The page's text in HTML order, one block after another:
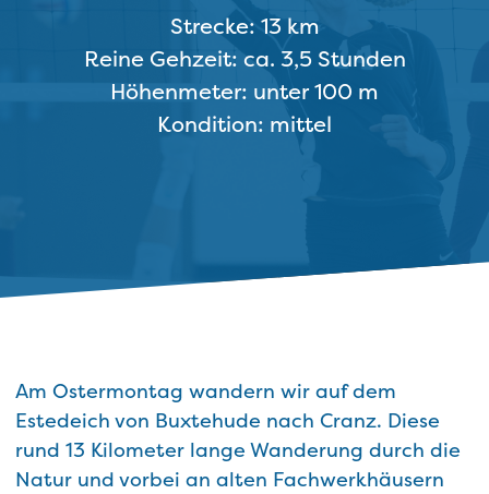
Strecke: 13 km
Reine Gehzeit: ca. 3,5 Stunden
Höhenmeter: unter 100 m
Kondition: mittel
Am Ostermontag wandern wir auf dem
Estedeich von Buxtehude nach Cranz. Diese
rund 13 Kilometer lange Wanderung durch die
Natur und vorbei an alten Fachwerkhäusern